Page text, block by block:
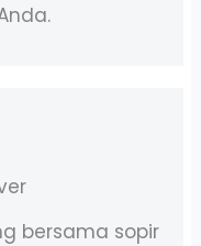
bersama sopir